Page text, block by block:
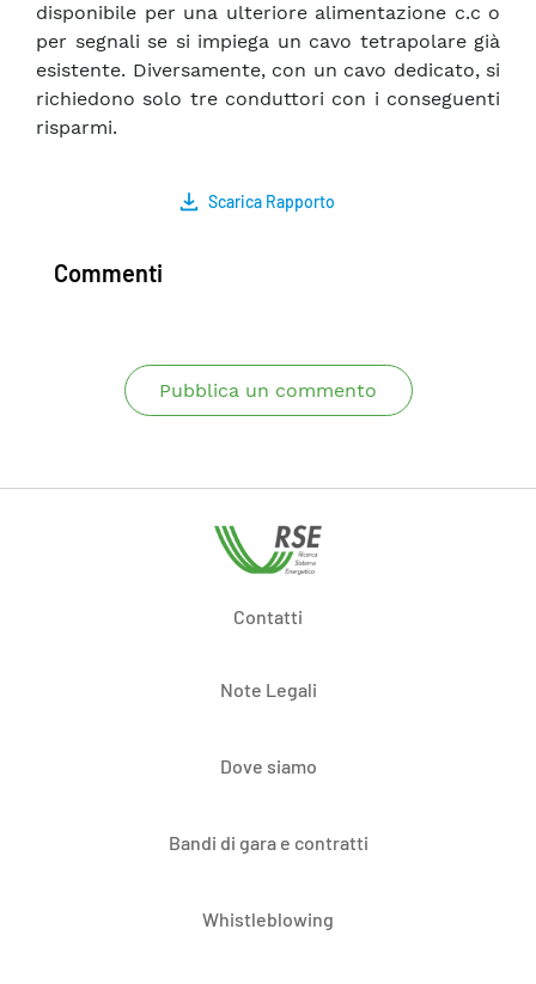
disponibile per una ulteriore alimentazione c.c o
per segnali se si impiega un cavo tetrapolare già
esistente. Diversamente, con un cavo dedicato, si
richiedono solo tre conduttori con i conseguenti
risparmi.
Scarica Rapporto
Commenti
Pubblica un commento
Contatti
Note Legali
Dove siamo
Bandi di gara e contratti
Whistleblowing